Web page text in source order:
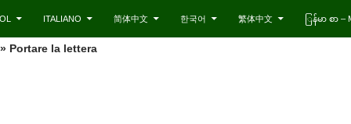
ITALIANO 简体中文 한국어 繁体中文 ြန်မာ စာ –
Portare la lettera